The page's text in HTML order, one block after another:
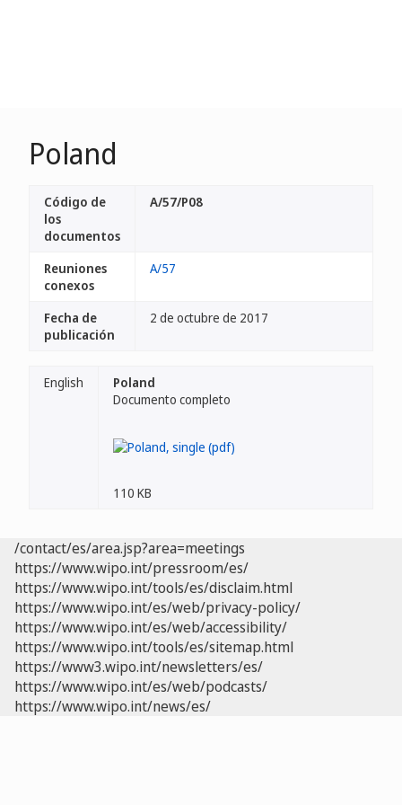
Poland
Código de
los
documentos
A/57/P08
Reuniones
conexos
A/57
Fecha de
publicación
2 de octubre de 2017
English
Poland
Documento completo
110 KB
/contact/es/area.jsp?area=meetings
https://www.wipo.int/pressroom/es/
https://www.wipo.int/tools/es/disclaim.html
https://www.wipo.int/es/web/privacy-policy/
https://www.wipo.int/es/web/accessibility/
https://www.wipo.int/tools/es/sitemap.html
https://www3.wipo.int/newsletters/es/
https://www.wipo.int/es/web/podcasts/
https://www.wipo.int/news/es/